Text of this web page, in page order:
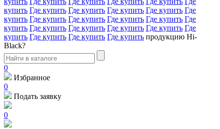
купить Где купить Где купить Где купить Где купить Где
купить Где купить Где купить Где купить Где купить Где
купить Где купить Где купить Где купить Где купить Где
купить Где купить Где купить Где купить продукцию Hi-
Black?
0
Избранное
0
Подать заявку
0